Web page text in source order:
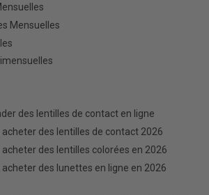
Mensuelles
des lentilles de contact en ligne
des lentilles de contact 2026
des lentilles colorées en 2026
des lunettes en ligne en 2026